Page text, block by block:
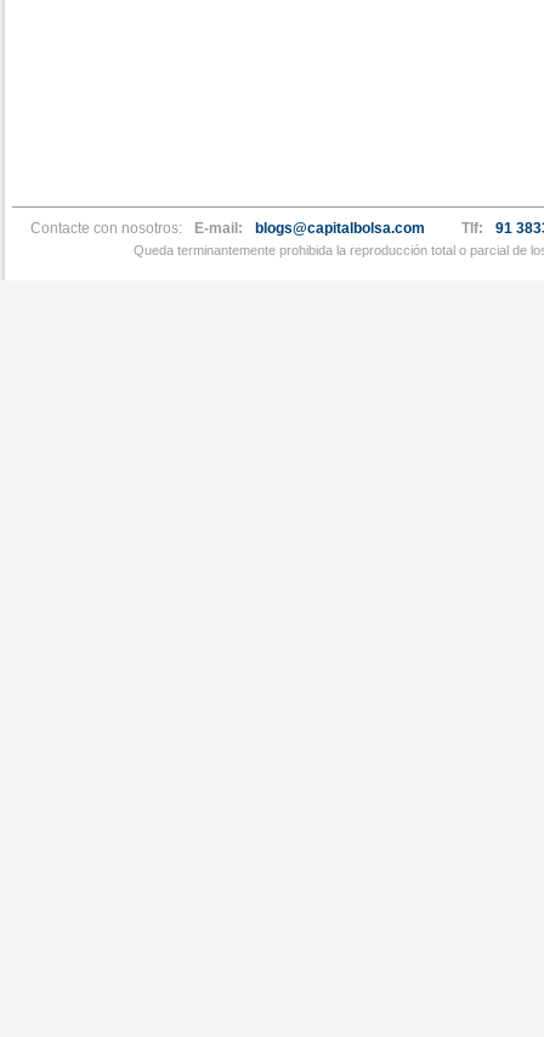
Contacte con nosotros: E-mail: blogs@capitalbolsa.com Tlf: 91
Queda terminantemente prohibida la reproducción total o parcial de